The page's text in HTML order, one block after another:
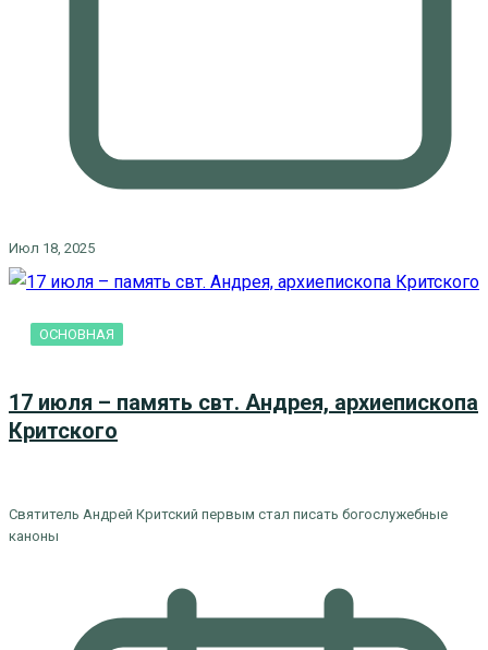
Июл 18, 2025
ОСНОВНАЯ
17 июля – память свт. Андрея, архиепископа
Критского
Святитель Андрей Критский первым стал писать богослужебные
каноны